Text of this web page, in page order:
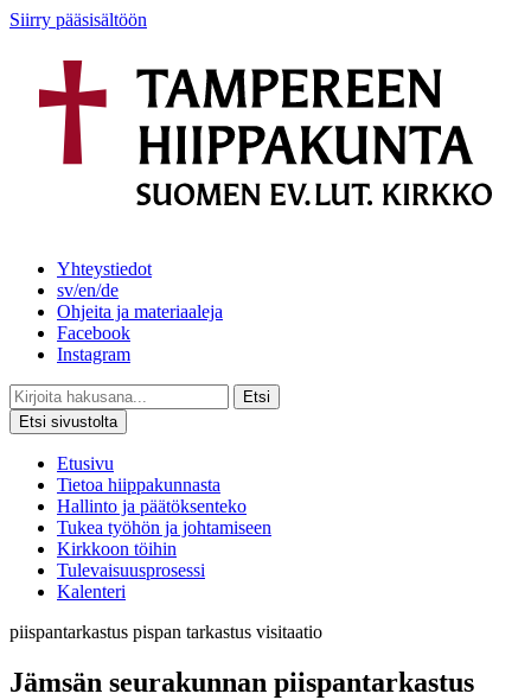
Siirry pääsisältöön
Yhteystiedot
sv/en/de
Ohjeita ja materiaaleja
Facebook
Instagram
Etsi
Etsi sivustolta
Etusivu
Tietoa hiippakunnasta
Hallinto ja päätöksenteko
Tukea työhön ja johtamiseen
Kirkkoon töihin
Tulevaisuusprosessi
Kalenteri
piispantarkastus pispan tarkastus visitaatio
Jämsän seurakunnan piispantarkastus